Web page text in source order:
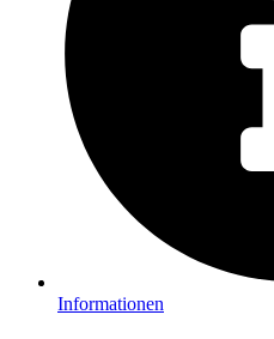
Informationen